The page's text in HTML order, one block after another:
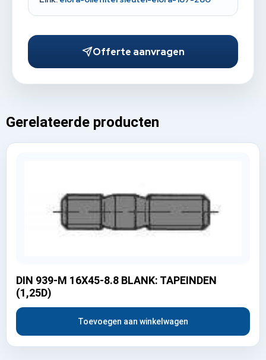
Offerte aanvragen
Gerelateerde producten
DIN 939-M 16X45-8.8 BLANK: TAPEINDEN
(1,25D)
Toevoegen aan winkelwagen